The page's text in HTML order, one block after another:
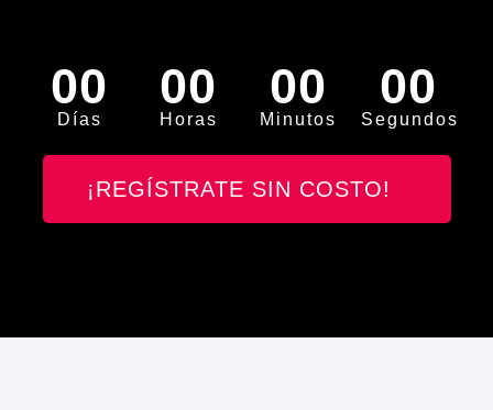
00
Días
00
Horas
00
Minutos
00
Segundos
¡REGÍSTRATE SIN COSTO!